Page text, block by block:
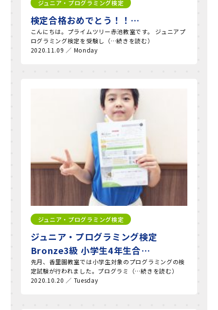
ジュニア・プログラミング検定
検定合格おめでとう！！…
こんにちは。プライムツリー赤池教室です。 ジュニアプ
ログラミング検定を受験し（…続きを読む）
2020.11.09 ／ Monday
ジュニア・プログラミング検定
ジュニア・プログラミング検定
Bronze3級 小学生4年生合…
先月、香里園教室では小学生対象のプログラミングの検
定試験が行われました。プログラミ（…続きを読む）
2020.10.20 ／ Tuesday